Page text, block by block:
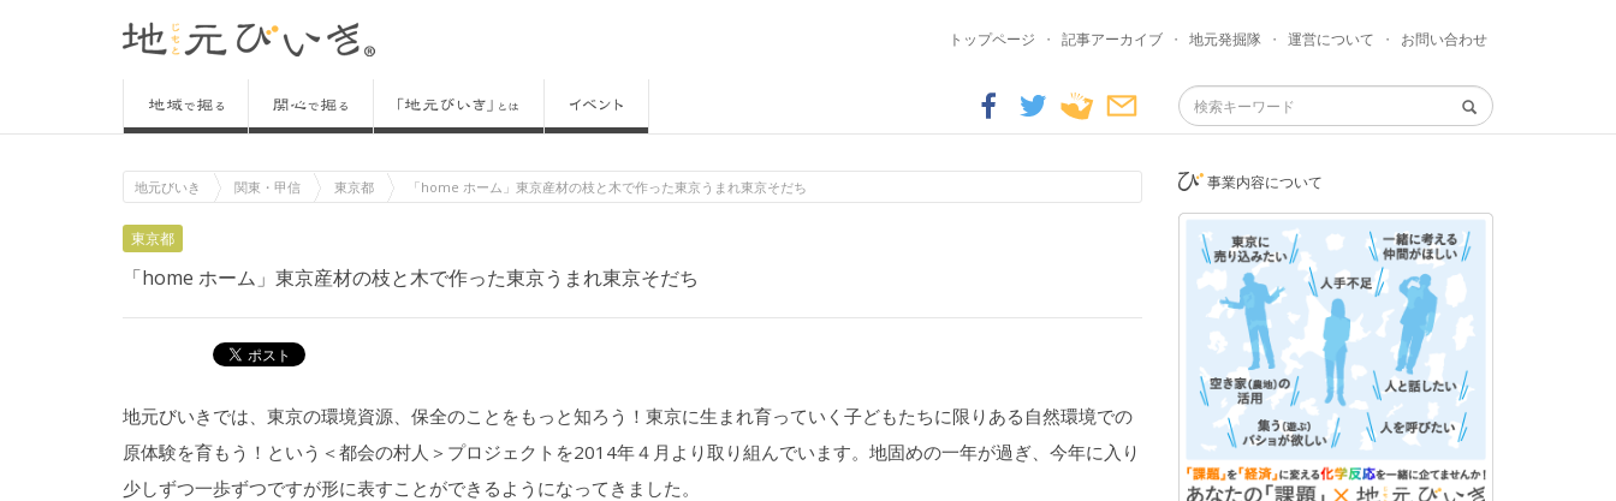
トップページ ・ 記事アーカイブ ・ 地元発掘隊 ・ 運営について ・ お問い合わせ
地元びいき 関東・甲信 東京都 「home ホーム」東京産材の枝と木で作った東京うまれ東京そだち
東京都
「home ホーム」東京産材の枝と木で作った東京うまれ東京そだち
地元びいきでは、東京の環境資源、保全のことをもっと知ろう！東京に生まれ育っていく子どもたちに限りある自然環境での
原体験を育もう！という＜都会の村人＞プロジェクトを2014年４月より取り組んでいます。地固めの一年が過ぎ、今年に入り
少しずつ一歩ずつですが形に表すことができるようになってきました。
事業内容について